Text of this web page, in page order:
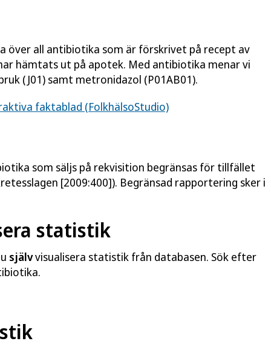
över all antibiotika som är förskrivet på recept av
hämtats ut på apotek. Med antibiotika menar vi
(J01) samt metronidazol (P01AB01).
faktablad (FolkhälsoStudio)
som säljs på rekvisition begränsas för tillfället
[2009:400]). Begränsad rapportering sker i
statistik
självvisualisera statistik från databasen. Sök efter